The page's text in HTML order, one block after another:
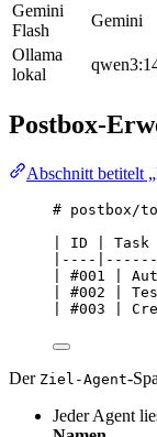
Gemini
Flash
Gemini
Ollama
lokal
Postbox-
Abschnitt betitelt
# postbox/
| ID |
|----
| #001 |
| #002 |
| #003 |
Der Ziel-Agent-
Jeder Agent